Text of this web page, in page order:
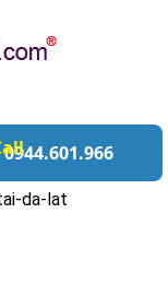
0944.601.966
da-lat
da-lat